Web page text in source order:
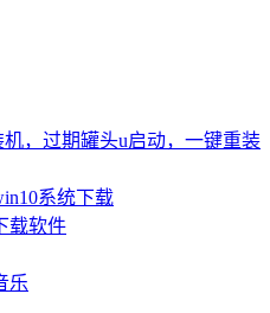
，过期罐头u启动，一键重装
系统下载
载软件
乐